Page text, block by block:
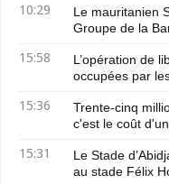
10:29
Le mauritanien
Groupe de la
15:58
L’opération de
occupées par
15:36
Trente-cinq
c'est le coût
15:31
Le Stade
au stade Félix